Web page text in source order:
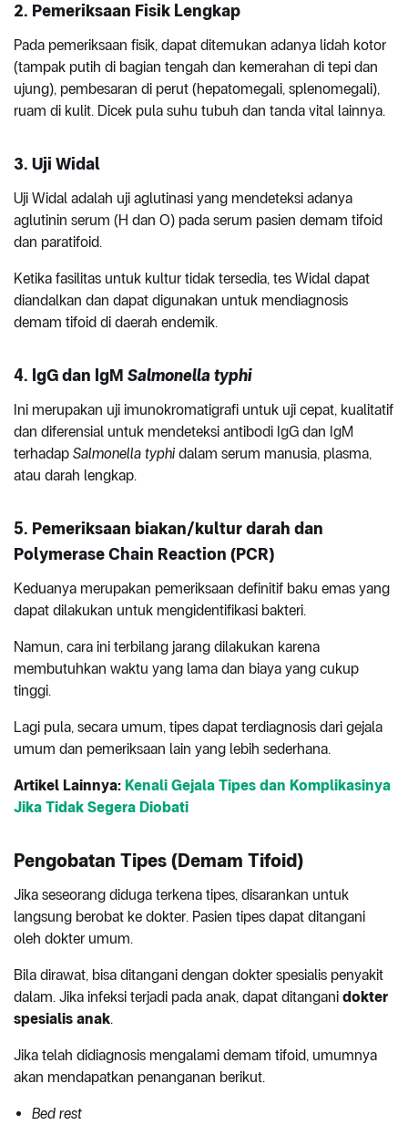
2. Pemeriksaan Fisik Lengkap
Pada pemeriksaan fisik, dapat ditemukan adanya lidah kotor
(tampak putih di bagian tengah dan kemerahan di tepi dan
ujung), pembesaran di perut (hepatomegali, splenomegali),
ruam di kulit. Dicek pula suhu tubuh dan tanda vital lainnya.
3. Uji Widal
Uji Widal adalah uji aglutinasi yang mendeteksi adanya
aglutinin serum (H dan O) pada serum pasien demam tifoid
dan paratifoid.
Ketika fasilitas untuk kultur tidak tersedia, tes Widal dapat
diandalkan dan dapat digunakan untuk mendiagnosis
demam tifoid di daerah endemik.
4. IgG dan IgM Salmonella typhi
Ini merupakan uji imunokromatigrafi untuk uji cepat, kualitatif
dan diferensial untuk mendeteksi antibodi IgG dan IgM
terhadap Salmonella typhi dalam serum manusia, plasma,
atau darah lengkap.
5. Pemeriksaan biakan/kultur darah dan
Polymerase Chain Reaction (PCR)
Keduanya merupakan pemeriksaan definitif baku emas yang
dapat dilakukan untuk mengidentifikasi bakteri.
Namun, cara ini terbilang jarang dilakukan karena
membutuhkan waktu yang lama dan biaya yang cukup
tinggi.
Lagi pula, secara umum, tipes dapat terdiagnosis dari gejala
umum dan pemeriksaan lain yang lebih sederhana.
Artikel Lainnya: Kenali Gejala Tipes dan Komplikasinya
Jika Tidak Segera Diobati
Pengobatan Tipes (Demam Tifoid)
Jika seseorang diduga terkena tipes, disarankan untuk
langsung berobat ke dokter. Pasien tipes dapat ditangani
oleh dokter umum.
Bila dirawat, bisa ditangani dengan dokter spesialis penyakit
dalam. Jika infeksi terjadi pada anak, dapat ditangani dokter
spesialis anak.
Jika telah didiagnosis mengalami demam tifoid, umumnya
akan mendapatkan penanganan berikut.
Bed rest